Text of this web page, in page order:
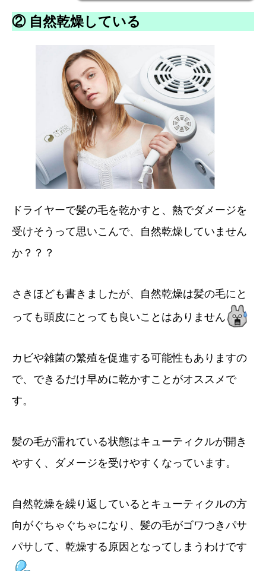
② 自然乾燥している
ドライヤーで髪の毛を乾かすと、熱でダメージを
受けそうって思いこんで、自然乾燥していません
か？？？
さきほども書きましたが、自然乾燥は髪の毛にと
っても頭皮にとっても良いことはありません
カビや雑菌の繁殖を促進する可能性もありますの
で、できるだけ早めに乾かすことがオススメで
す。
髪の毛が濡れている状態はキューティクルが開き
やすく、ダメージを受けやすくなっています。
自然乾燥を繰り返しているとキューティクルの方
向がぐちゃぐちゃになり、髪の毛がゴワつきパサ
パサして、乾燥する原因となってしまうわけです